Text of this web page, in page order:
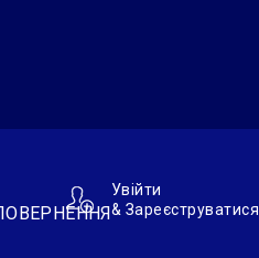
Увійти
& Зареєструватися